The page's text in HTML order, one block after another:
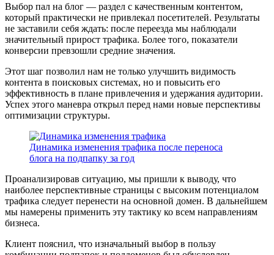
Выбор пал на блог — раздел с качественным контентом,
который практически не привлекал посетителей. Результаты
не заставили себя ждать: после переезда мы наблюдали
значительный прирост трафика. Более того, показатели
конверсии превзошли средние значения.
Этот шаг позволил нам не только улучшить видимость
контента в поисковых системах, но и повысить его
эффективность в плане привлечения и удержания аудитории.
Успех этого маневра открыл перед нами новые перспективы
оптимизации структуры.
Динамика изменения трафика после переноса
блога на подпапку за год
Проанализировав ситуацию, мы пришли к выводу, что
наиболее перспективные страницы с высоким потенциалом
трафика следует перенести на основной домен. В дальнейшем
мы намерены применить эту тактику ко всем направлениям
бизнеса.
Клиент пояснил, что изначальный выбор в пользу